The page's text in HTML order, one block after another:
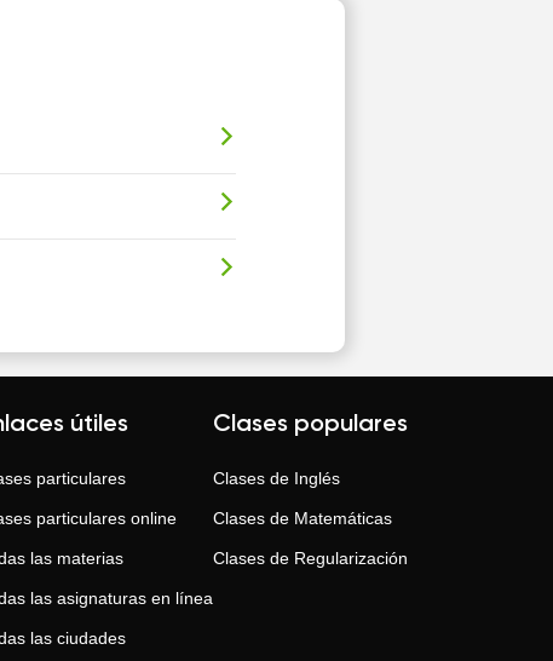
útiles
particulares
particulares online
las materias
las asignaturas en línea
las ciudades
Clases populares
Clases de Inglés
Clases de Matemáticas
Clases de Regularización